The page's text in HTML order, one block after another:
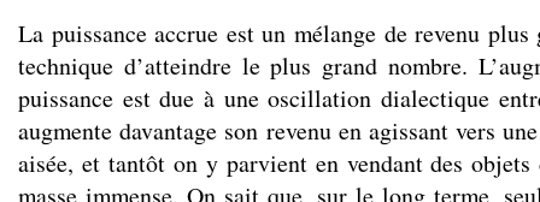
La puissance accrue est un mélange de revenu
technique d’atteindre le plus grand nombre.
puissance est due à une oscillation dialectique
augmente davantage son revenu en agissant vers
aisée, et tantôt on y parvient en vendant des